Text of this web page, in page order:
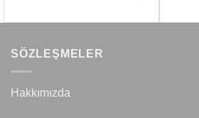
SÖZLEŞMELER
Hakkımızda